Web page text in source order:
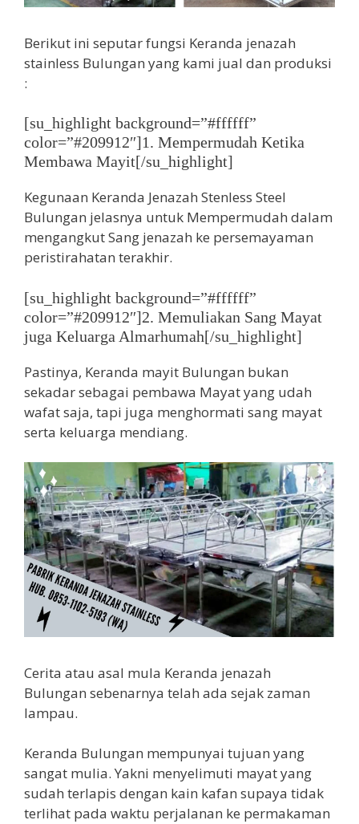
Berikut ini seputar fungsi Keranda jenazah
stainless Bulungan yang kami jual dan produksi
:
[su_highlight background=”#ffffff”
color=”#209912″]1. Mempermudah Ketika
Membawa Mayit[/su_highlight]
Kegunaan Keranda Jenazah Stenless Steel
Bulungan jelasnya untuk Mempermudah dalam
mengangkut Sang jenazah ke persemayaman
peristirahatan terakhir.
[su_highlight background=”#ffffff”
color=”#209912″]2. Memuliakan Sang Mayat
juga Keluarga Almarhumah[/su_highlight]
Pastinya, Keranda mayit Bulungan bukan
sekadar sebagai pembawa Mayat yang udah
wafat saja, tapi juga menghormati sang mayat
serta keluarga mendiang.
Cerita atau asal mula Keranda jenazah
Bulungan sebenarnya telah ada sejak zaman
lampau.
Keranda Bulungan mempunyai tujuan yang
sangat mulia. Yakni menyelimuti mayat yang
sudah terlapis dengan kain kafan supaya tidak
terlihat pada waktu perjalanan ke permakaman